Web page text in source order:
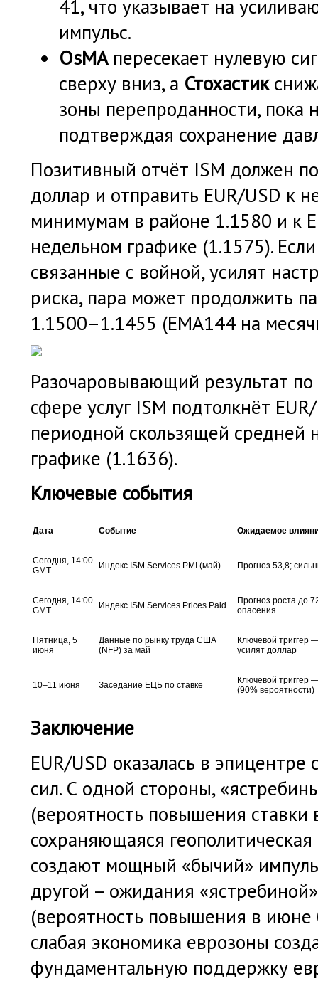
41, что указывает на
импульс.
OsMAпересекает нулевую
сверху вниз, а Стохастик
зоны перепроданности, пока
подтверждая сохранение
Позитивный отчёт ISM должен
доллар и отправить EUR/USD к
минимумам в районе 1.1580 и к
недельном графике (1.1575).
связанные с войной, усилят
риска, пара может продолжить
1.1500–1.1455 (ЕМА144 на
Разочаровывающий результат
сфере услуг ISM подтолкнёт
периодной скользящей средней
графике (1.1636).
Ключевые события
Дата Событие Ожидаемое
Сегодня, 14:00
GMT
Индекс ISM Services PMI (май) Прогноз 53,8;
Сегодня, 14:00
GMT
Индекс ISM Services Prices Paid
Прогноз роста до
опасения
Пятница, 5
июня
Данные по рынку труда США
(NFP) за май
Ключевой триггер
усилят доллар
10–11 июня Заседание ЕЦБ по ставке
Ключевой триггер
(90% вероятности)
Заключение
EUR/USD оказалась в эпицентре
сил. С одной стороны,
(вероятность повышения ставки
сохраняющаяся
создают мощный «бычий»
другой – ожидания
(вероятность повышения в июне
слабая экономика еврозоны
фундаментальную поддержку